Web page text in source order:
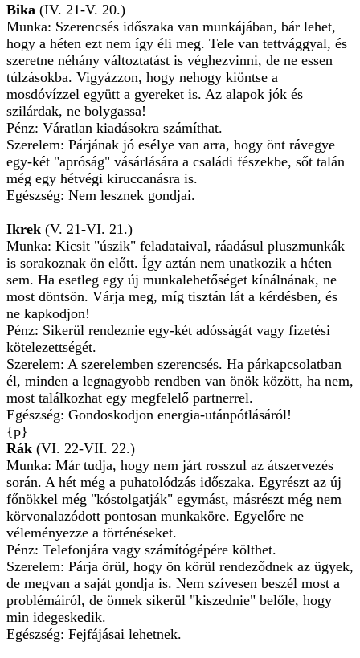
Bika (IV. 21-V. 20.)
Munka: Szerencsés időszaka van munkájában, bár lehet,
hogy a héten ezt nem így éli meg. Tele van tettvággyal, és
szeretne néhány változtatást is véghezvinni, de ne essen
túlzásokba. Vigyázzon, hogy nehogy kiöntse a
mosdóvízzel együtt a gyereket is. Az alapok jók és
szilárdak, ne bolygassa!
Pénz: Váratlan kiadásokra számíthat.
Szerelem: Párjának jó esélye van arra, hogy önt rávegye
egy-két "apróság" vásárlására a családi fészekbe, sőt talán
még egy hétvégi kiruccanásra is.
Egészség: Nem lesznek gondjai.
Ikrek (V. 21-VI. 21.)
Munka: Kicsit "úszik" feladataival, ráadásul pluszmunkák
is sorakoznak ön előtt. Így aztán nem unatkozik a héten
sem. Ha esetleg egy új munkalehetőséget kínálnának, ne
most döntsön. Várja meg, míg tisztán lát a kérdésben, és
ne kapkodjon!
Pénz: Sikerül rendeznie egy-két adósságát vagy fizetési
kötelezettségét.
Szerelem: A szerelemben szerencsés. Ha párkapcsolatban
él, minden a legnagyobb rendben van önök között, ha nem,
most találkozhat egy megfelelő partnerrel.
Egészség: Gondoskodjon energia-utánpótlásáról!
{p}
Rák (VI. 22-VII. 22.)
Munka: Már tudja, hogy nem járt rosszul az átszervezés
során. A hét még a puhatolódzás időszaka. Egyrészt az új
főnökkel még "kóstolgatják" egymást, másrészt még nem
körvonalazódott pontosan munkaköre. Egyelőre ne
véleményezze a történéseket.
Pénz: Telefonjára vagy számítógépére költhet.
Szerelem: Párja örül, hogy ön körül rendeződnek az ügyek,
de megvan a saját gondja is. Nem szívesen beszél most a
problémáiról, de önnek sikerül "kiszednie" belőle, hogy
min idegeskedik.
Egészség: Fejfájásai lehetnek.